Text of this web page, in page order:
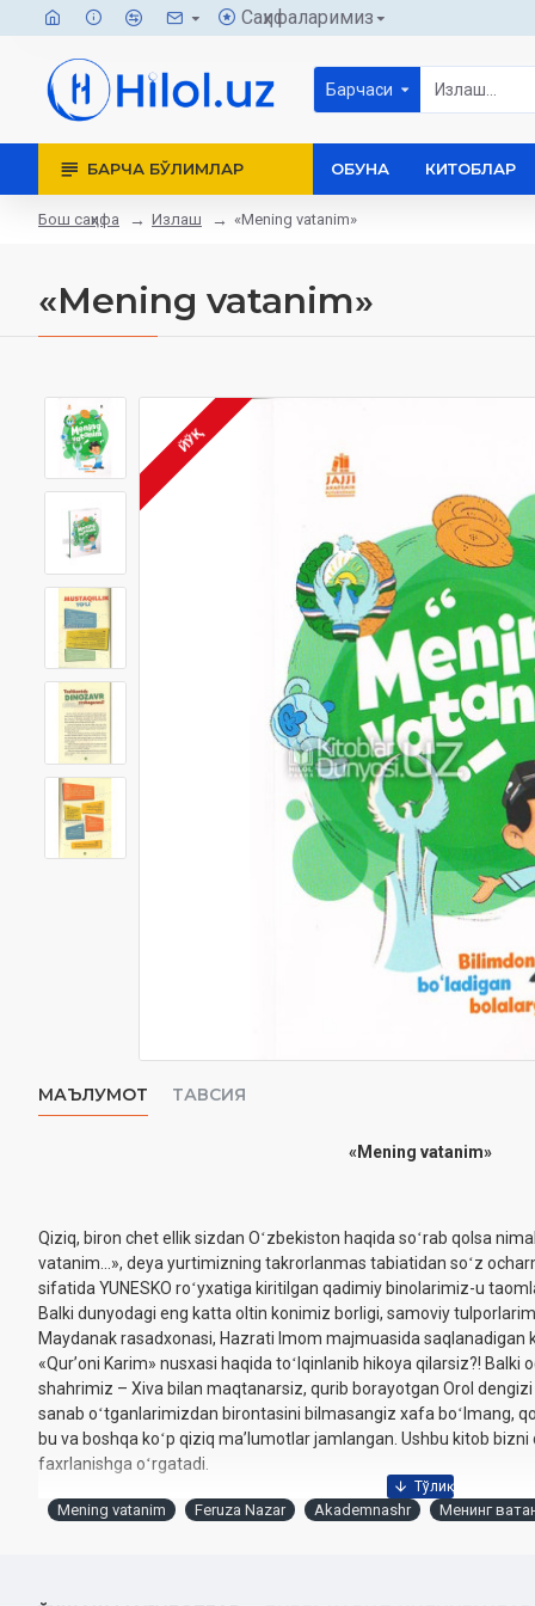
Саҳифаларимиз
Барчаси
БАРЧА БЎЛИМЛАР ОБУНА КИТОБЛАР
Бош саҳифа Излаш «Mening vatanim»
«Mening vatanim»
ЙЎҚ
МАЪЛУМОТ ТАВСИЯ
«Mening vatanim»
Qiziq, biron chet ellik sizdan Oʻzbekiston haqida soʻrab qolsa
vatanim...», deya yurtimizning takrorlanmas tabiatidan soʻz
sifatida YUNESKO roʻyxatiga kiritilgan qadimiy binolarimiz-u
Balki dunyodagi eng katta oltin konimiz borligi, samoviy
Maydanak rasadxonasi, Hazrati Imom majmuasida saqlanadigan
«Qurʼoni Karim» nusxasi haqida toʻlqinlanib hikoya qilarsiz?!
shahrimiz – Xiva bilan maqtanarsiz, qurib borayotgan Orol
sanab oʻtganlarimizdan birontasini bilmasangiz xafa boʻlmang,
bu va boshqa koʻp qiziq maʼlumotlar jamlangan. Ushbu kitob
faxrlanishga oʻrgatadi.
Mening vatanim Feruza Nazar Akademnashr Менинг